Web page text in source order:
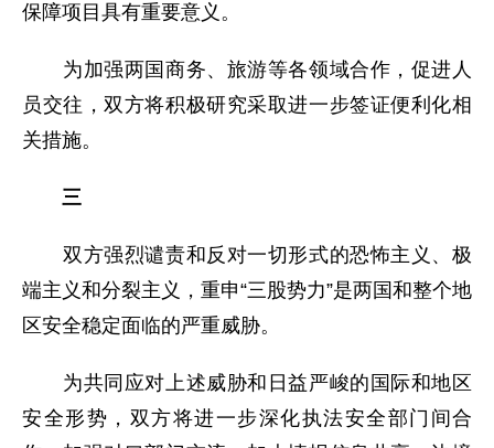
保障项目具有重要意义。
为加强两国商务、旅游等各领域合作，促进人
员交往，双方将积极研究采取进一步签证便利化相
关措施。
三
双方强烈谴责和反对一切形式的恐怖主义、极
端主义和分裂主义，重申“三股势力”是两国和整个地
区安全稳定面临的严重威胁。
为共同应对上述威胁和日益严峻的国际和地区
安全形势，双方将进一步深化执法安全部门间合